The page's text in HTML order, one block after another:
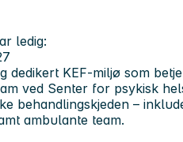
ledig:
dedikert KEF-miljø som
ved Senter for psykisk
behandlingskjeden –
ambulante team.